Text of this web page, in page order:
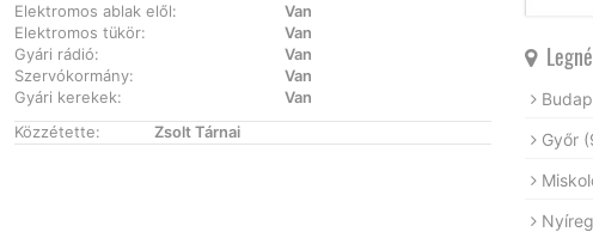
Elektromos ablak elől:
Van
Elektromos tükör:
Van
Gyári rádió:
Van
Szervókormány:
Van
Gyári kerekek:
Van
Közzétette:
Zsolt Tárnai
Győr